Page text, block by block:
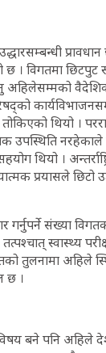
। विगतमा छिटपुट
अहिलेसम्मको
थियो ।
उपस्थिति
थियो ।
प्रयासले छिटो
गर्नुपर्ने संख्या
स्वास्थ्य
तुलनामा
छ ।
विषय बने पनि